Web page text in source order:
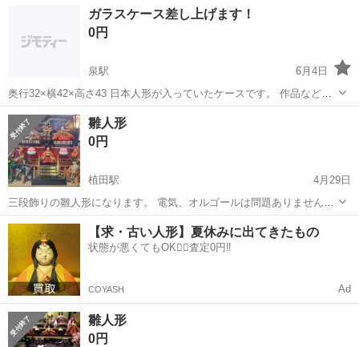
ガラスケース差し上げます！
0円
泉駅
6月4日
奥行32×横42×高さ43 日本人形が入っていたケースです。 作品など作
っている方など、使い方は自由です！！ よろしくお願いします！ 受け
渡し場所:福島イオン駐車場
福島 福島市 泉駅
雛人形
0円
植田駅
4月29日
三段飾りの雛人形になります。 電気、オルゴールは問題ありません。
片付けにともない出品致します。 サイズは610×670×400となります。
福島 いわき市 植田駅 年中行事用品 雛人形
【求・古い人形】夏休みに出てきたもの
状態が悪くてもOK🙆‍♀️査定0円‼️
COYASH Ad
雛人形
0円